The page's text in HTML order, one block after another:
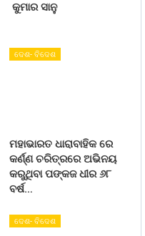
କୁମାର ସାନୁ
ଦେଶ- ବିଦେଶ
ମହାଭାରତ ଧାରାବାହିକ ରେ
କର୍ଣ୍ଣ ଚରିତ୍ରରେ ଅଭିନୟ
କରୁଥିବା ପଙ୍କଜ ଧୀର ୬୮
ବର୍ଷ…
ଦେଶ- ବିଦେଶ